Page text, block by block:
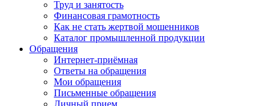
Труд и занятость
Финансовая грамотность
Как не стать жертвой мошенников
Каталог промышленной продукции
Обращения
Интернет-приёмная
Ответы на обращения
Мои обращения
Письменные обращения
Личный прием